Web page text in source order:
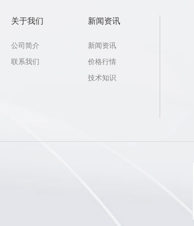
关于我们
公司简介
联系我们
新闻资讯
新闻资讯
价格行情
技术知识